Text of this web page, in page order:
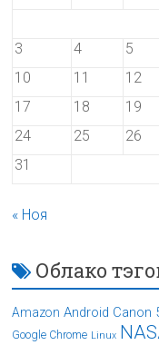
3
4 5
10
11 12
17
18 19
24
25 26
31
« Ноя
Облако
Amazon Android Canon
Google Chrome Linux